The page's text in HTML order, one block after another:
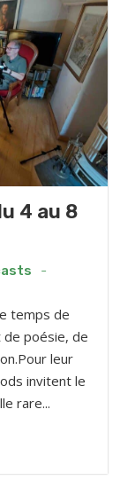
4 au 8
-
temps de
poésie, de
leur
invitent le
rare...